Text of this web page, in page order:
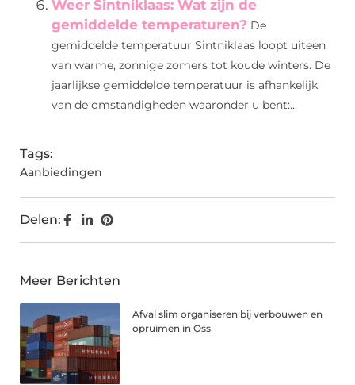
Weer Sintniklaas: Wat zijn de
gemiddelde temperaturen? De
gemiddelde temperatuur Sintniklaas loopt uiteen
van warme, zonnige zomers tot koude winters. De
jaarlijkse gemiddelde temperatuur is afhankelijk
van de omstandigheden waaronder u bent:...
Tags:
Aanbiedingen
Delen:
Meer Berichten
Afval slim organiseren bij verbouwen en
opruimen in Oss